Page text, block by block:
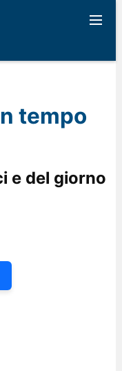
tempo
e del giorno